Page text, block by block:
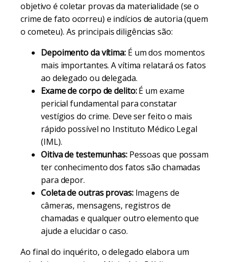
objetivo é coletar provas da materialidade (se o
crime de fato ocorreu) e indícios de autoria (quem
o cometeu). As principais diligências são:
Depoimento da vítima:É um dos momentos
mais importantes. A vítima relatará os fatos
ao delegado ou delegada.
Exame de corpo de delito:É um exame
pericial fundamental para constatar
vestígios do crime. Deve ser feito o mais
rápido possível no Instituto Médico Legal
(IML).
Oitiva de testemunhas:Pessoas que possam
ter conhecimento dos fatos são chamadas
para depor.
Coleta de outras provas:Imagens de
câmeras, mensagens, registros de
chamadas e qualquer outro elemento que
ajude a elucidar o caso.
Ao final do inquérito, o delegado elabora um